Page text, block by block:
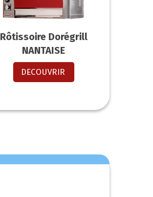
Rôtissoire Dorégrill
NANTAISE
DECOUVRIR